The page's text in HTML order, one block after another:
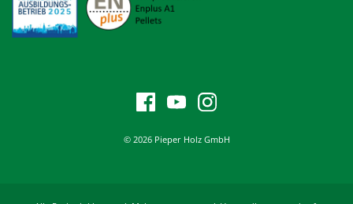
© 2026 Pieper Holz GmbH